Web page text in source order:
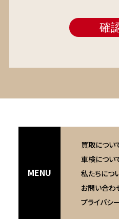
MENU
買取につい
車検につい
私たちにつ
お問い合わ
プライバシ